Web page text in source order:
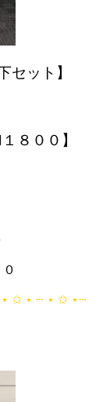
ット】
８００ 】
✩ ⋆ ┄ ⋆ ✩ ⋆┄